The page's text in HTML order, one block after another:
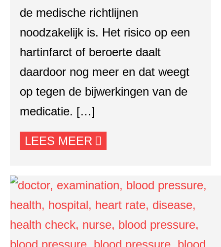
de medische richtlijnen
noodzakelijk is. Het risico op een
hartinfarct of beroerte daalt
daardoor nog meer en dat weegt
op tegen de bijwerkingen van de
medicatie. […]
LEES MEER